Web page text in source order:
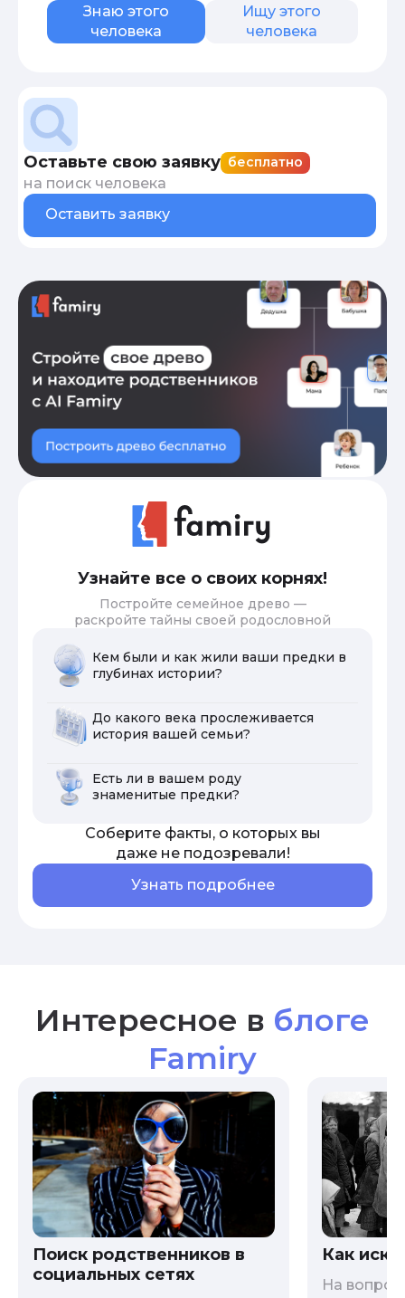
Знаю этого
человека
Ищу этого
человека
Оставьте свою заявку бесплатно
на поиск человека
Оставить заявку
Узнайте все о своих корнях!
Постройте семейное древо —
раскройте тайны своей родословной
Кем были и как жили ваши предки в
глубинах истории?
До какого века прослеживается
история вашей семьи?
Есть ли в вашем роду
знаменитые предки?
Соберите факты, о которых вы
даже не подозревали!
Узнать подробнее
Интересное в блоге
Famiry
Поиск родственников в
социальных сетях
Как
На вопрос